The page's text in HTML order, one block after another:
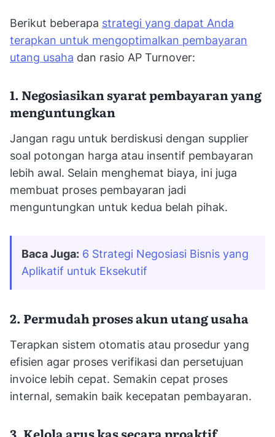
Berikut beberapa strategi yang dapat Anda
terapkan untuk mengoptimalkan pembayaran
utang usaha dan rasio AP Turnover:
1. Negosiasikan syarat pembayaran yang
menguntungkan
Jangan ragu untuk berdiskusi dengan supplier
soal potongan harga atau insentif pembayaran
lebih awal. Selain menghemat biaya, ini juga
membuat proses pembayaran jadi
menguntungkan untuk kedua belah pihak.
Baca Juga: 6 Strategi Negosiasi Bisnis yang
Aplikatif untuk Eksekutif
2. Permudah proses akun utang usaha
Terapkan sistem otomatis atau prosedur yang
efisien agar proses verifikasi dan persetujuan
invoice lebih cepat. Semakin cepat proses
internal, semakin baik kecepatan pembayaran.
3. Kelola arus kas secara proaktif